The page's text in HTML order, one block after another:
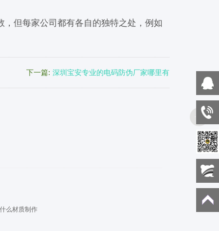
但每家公司都有各自的独特之处，例如
下一篇: 深圳宝安专业的电码防伪厂家哪里有
么材质制作